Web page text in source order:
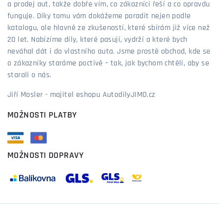
a prodej aut, takže dobře vím, co zákazníci řeší a co opravdu
funguje. Díky tomu vám dokážeme poradit nejen podle
katalogu, ale hlavně ze zkušeností, které sbírám již více než
20 let. Nabízíme díly, které pasují, vydrží a které bych
neváhal dát i do vlastního auta. Jsme prostě obchod, kde se
o zákazníky staráme poctivě – tak, jak bychom chtěli, aby se
starali o nás.
Jiří Mosler - majitel eshopu AutodilyJIMO.cz
MOŽNOSTI PLATBY
MOŽNOSTI DOPRAVY